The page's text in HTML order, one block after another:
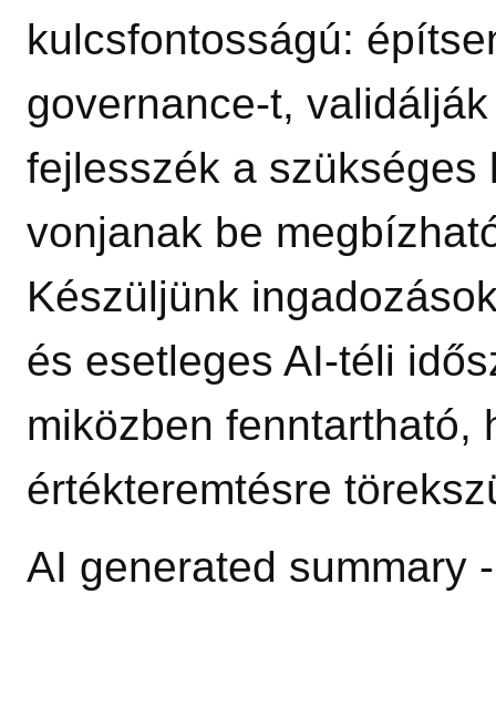
kulcsfontosságú:
governance‑t,
fejlesszék a szükséges
vonjanak be
Készüljünk
és esetleges AI‑téli
miközben fenntartható,
értékteremtésre
AI generated summary